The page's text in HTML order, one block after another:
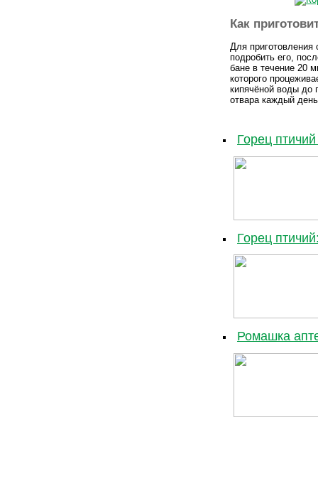
Как
Для приготовления
подробить его,
бане в течение 20
которого
кипячёной воды до
отвара каждый
Горец
Горец
Ромашка